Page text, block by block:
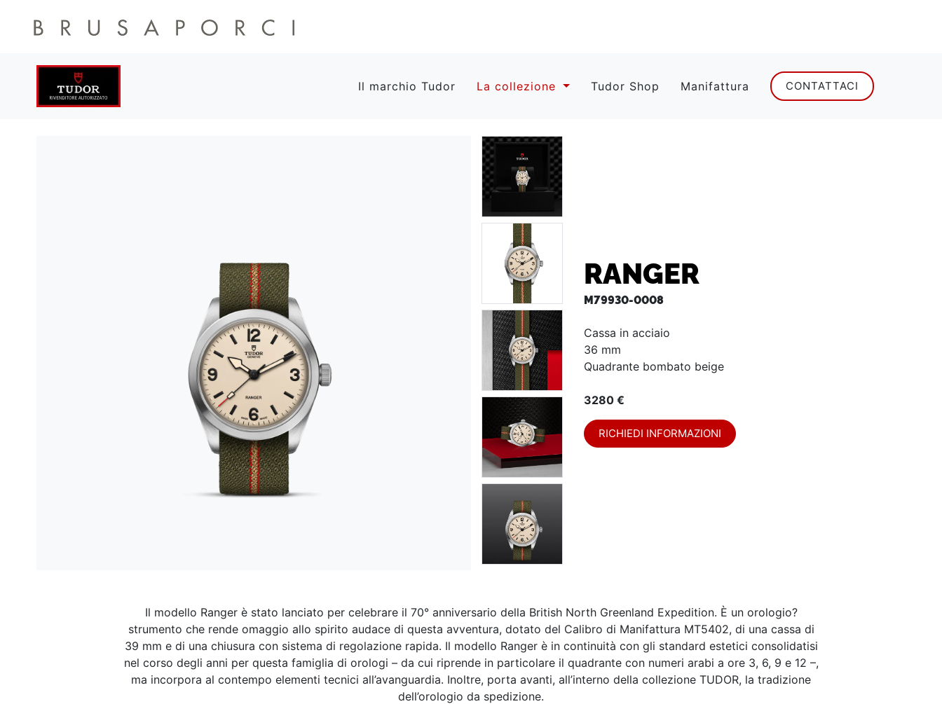
Il marchio Tudor La collezione Tudor Shop Manifattura CONTATTACI
RANGER
M79930-0008
Cassa in acciaio
36 mm
Quadrante bombato beige
3280 €
RICHIEDI INFORMAZIONI
Il modello Ranger è stato lanciato per celebrare il 70° anniversario della British North Greenland Expedition. È un orologio?
strumento che rende omaggio allo spirito audace di questa avventura, dotato del Calibro di Manifattura MT5402, di una cassa di
39 mm e di una chiusura con sistema di regolazione rapida. Il modello Ranger è in continuità con gli standard estetici consolidatisi
nel corso degli anni per questa famiglia di orologi – da cui riprende in particolare il quadrante con numeri arabi a ore 3, 6, 9 e 12 –,
ma incorpora al contempo elementi tecnici all’avanguardia. Inoltre, porta avanti, all’interno della collezione TUDOR, la tradizione
dell’orologio da spedizione.